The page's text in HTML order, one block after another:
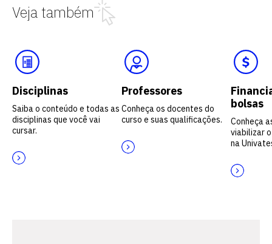
Veja também
Disciplinas
Saiba o conteúdo e todas as
disciplinas que você vai
cursar.
Professores
Conheça os docentes do
curso e suas qualificações.
bolsas
Conheça
viabilizar
na